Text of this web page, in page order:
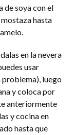
de soya con el
hasta
en la nevera
usar
problema), luego
y coloca por
anteriormente
y cocina en
hasta que